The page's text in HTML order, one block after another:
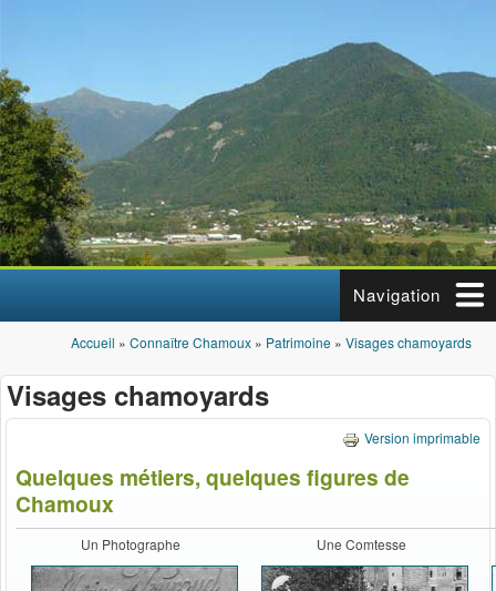
Navigation
Vous êtes ici
Accueil » Connaître Chamoux » Patrimoine » Visages chamoyards
Visages chamoyards
Version imprimable
Quelques métiers, quelques figures de
Chamoux
Un Photographe Une Comtesse